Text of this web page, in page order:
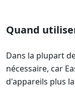
Quand
Dans la plupart
nécessaire, car
d'appareils plus